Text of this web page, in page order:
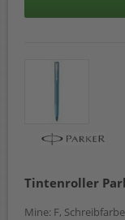
Tintenroller
Mine: F,